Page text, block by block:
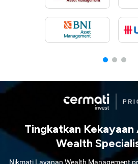
Tingkatkan Kekayaan
Wealth
Nikmati Layanan Wealth Management